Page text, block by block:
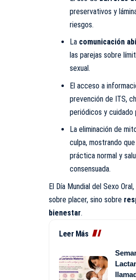
preservativos y
riesgos.
La comunicación
las parejas sobre
sexual.
El acceso a
prevención de ITS,
periódicos y cuidado
La eliminación de
culpa, mostrando
práctica normal y
consensuada.
El Día Mundial del Sexo
sobre placer, sino sobre
bienestar.
Leer Más